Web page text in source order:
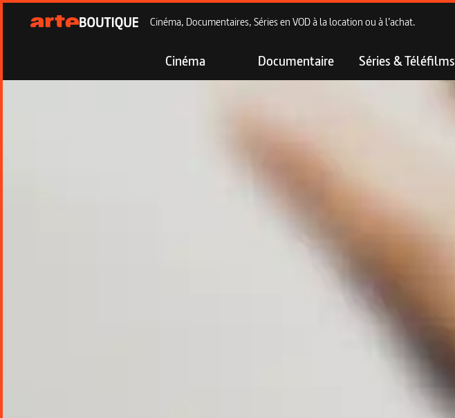
Cinéma, Documentaires, Séries en VOD à la location ou à l’achat.
Cinéma Documentaire Séries & Téléfilms